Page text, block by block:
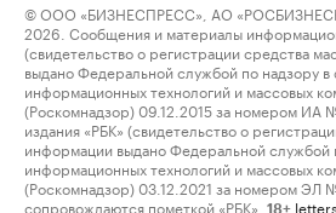
© ООО «БИЗНЕСПРЕСС», АО
2026. Сообщения и материалы
(свидетельство о регистрации средства
выдано Федеральной службой по надзору в
информационных технологий и массовых
(Роскомнадзор) 09.12.2015 за номером ИА
издания «РБК» (свидетельство о
информации выдано Федеральной службой
информационных технологий и массовых
(Роскомнадзор) 03.12.2021 за номером ЭЛ
сопровождаются пометкой «РБК».
18+